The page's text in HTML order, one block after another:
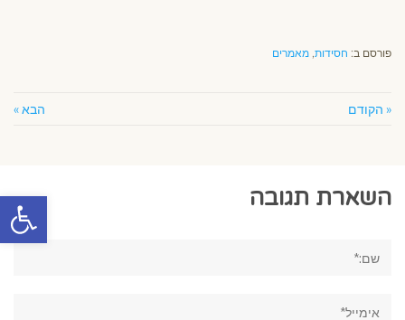
פתח
פורסם ב: חסידות, מאמרים
« הקודם הבא »
השארת תגובה